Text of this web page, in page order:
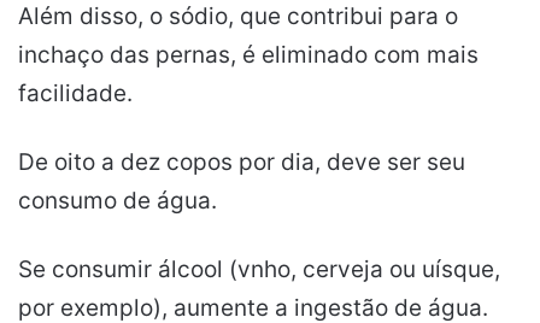
Além disso, o sódio, que contribui para o
inchaço das pernas, é eliminado com mais
facilidade.
De oito a dez copos por dia, deve ser seu
consumo de água.
Se consumir álcool (vnho, cerveja ou uísque,
por exemplo), aumente a ingestão de água.